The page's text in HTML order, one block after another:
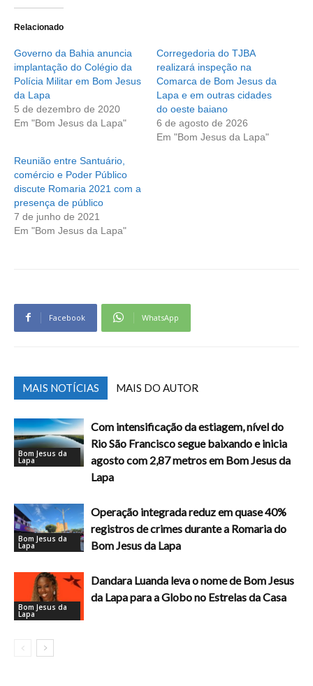
Relacionado
Governo da Bahia anuncia
implantação do Colégio da
Polícia Militar em Bom Jesus
da Lapa
5 de dezembro de 2020
Em "Bom Jesus da Lapa"
Corregedoria do TJBA
realizará inspeção na
Comarca de Bom Jesus da
Lapa e em outras cidades
do oeste baiano
6 de agosto de 2026
Em "Bom Jesus da Lapa"
Reunião entre Santuário,
comércio e Poder Público
discute Romaria 2021 com a
presença de público
7 de junho de 2021
Em "Bom Jesus da Lapa"
Facebook WhatsApp
MAIS NOTÍCIAS MAIS DO AUTOR
Bom Jesus da
Lapa
Com intensificação da estiagem, nível do
Rio São Francisco segue baixando e inicia
agosto com 2,87 metros em Bom Jesus da
Lapa
Bom Jesus da
Lapa
Operação integrada reduz em quase 40%
registros de crimes durante a Romaria do
Bom Jesus da Lapa
Bom Jesus da
Lapa
Dandara Luanda leva o nome de Bom Jesus
da Lapa para a Globo no Estrelas da Casa